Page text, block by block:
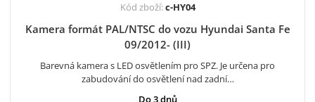
Kód zboží:c-HY04
Kamera formát PAL/NTSC do vozu Hyundai Santa Fe
09/2012- (III)
Barevná kamera s LED osvětlením pro SPZ. Je určena pro
zabudování do osvětlení nad zadní…
Do 3 dnů